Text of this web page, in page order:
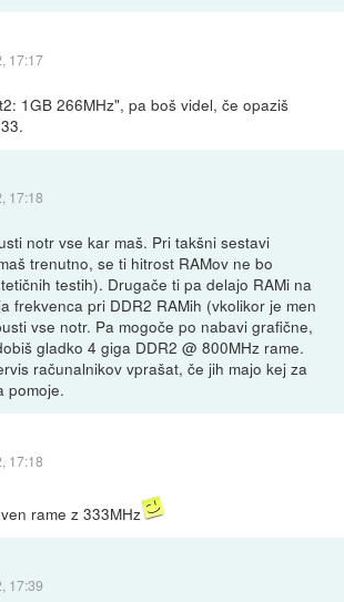
17:17
1GB 266MHz", pa boš videl, če opaziš
17:18
notr vse kar maš. Pri takšni sestavi
trenutno, se ti hitrost RAMov ne bo
testih). Drugače ti pa delajo RAMi na
frekvenca pri DDR2 RAMih (vkolikor je men
vse notr. Pa mogoče po nabavi grafične,
gladko 4 giga DDR2 @ 800MHz rame.
računalnikov vprašat, če jih majo kej za
pomoje.
17:18
rame z 333MHz
17:39